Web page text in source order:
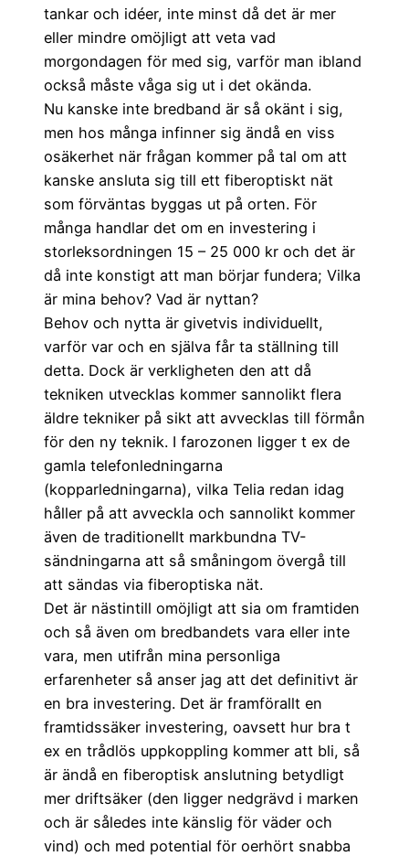
tankar och idéer, inte minst då det är mer
eller mindre omöjligt att veta vad
morgondagen för med sig, varför man ibland
också måste våga sig ut i det okända.
Nu kanske inte bredband är så okänt i sig,
men hos många infinner sig ändå en viss
osäkerhet när frågan kommer på tal om att
kanske ansluta sig till ett fiberoptiskt nät
som förväntas byggas ut på orten. För
många handlar det om en investering i
storleksordningen 15 – 25 000 kr och det är
då inte konstigt att man börjar fundera; Vilka
är mina behov? Vad är nyttan?
Behov och nytta är givetvis individuellt,
varför var och en själva får ta ställning till
detta. Dock är verkligheten den att då
tekniken utvecklas kommer sannolikt flera
äldre tekniker på sikt att avvecklas till förmån
för den ny teknik. I farozonen ligger t ex de
gamla telefonledningarna
(kopparledningarna), vilka Telia redan idag
håller på att avveckla och sannolikt kommer
även de traditionellt markbundna TV-
sändningarna att så småningom övergå till
att sändas via fiberoptiska nät.
Det är nästintill omöjligt att sia om framtiden
och så även om bredbandets vara eller inte
vara, men utifrån mina personliga
erfarenheter så anser jag att det definitivt är
en bra investering. Det är framförallt en
framtidssäker investering, oavsett hur bra t
ex en trådlös uppkoppling kommer att bli, så
är ändå en fiberoptisk anslutning betydligt
mer driftsäker (den ligger nedgrävd i marken
och är således inte känslig för väder och
vind) och med potential för oerhört snabba